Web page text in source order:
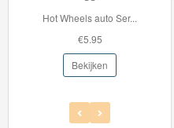
collectie
auto Ser...